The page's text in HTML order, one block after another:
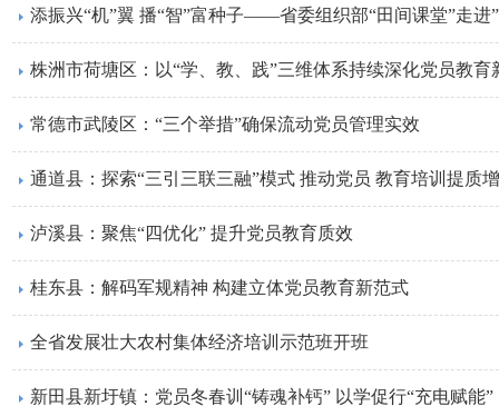
添振兴“机”翼 播“智”富种子——省委组织部“田间课堂”走进
株洲市荷塘区：以“学、教、践”三维体系持续深化党员教育
常德市武陵区：“三个举措”确保流动党员管理实效
通道县：探索“三引三联三融”模式 推动党员 教育培训提质
泸溪县：聚焦“四优化” 提升党员教育质效
桂东县：解码军规精神 构建立体党员教育新范式
全省发展壮大农村集体经济培训示范班开班
新田县新圩镇：党员冬春训“铸魂补钙” 以学促行“充电赋能”